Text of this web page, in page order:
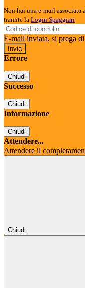
Non hai una e-mail associata
tramite la Login Spaggiari
E-mail inviata, si prega
Errore
Chiudi
Successo
Chiudi
Informazione
Chiudi
Attendere...
Attendere il
Chiudi